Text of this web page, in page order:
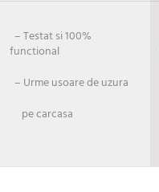
– Testat si 100%
functional
– Urme usoare de uzura
pe carcasa